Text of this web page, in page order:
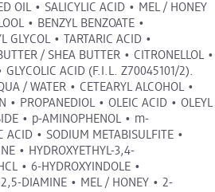
OIL • SALICYLIC ACID • MEL / HONEY
• BENZYL BENZOATE •
GLYCOL • TARTARIC ACID •
/ SHEA BUTTER • CITRONELLOL •
ACID (F.I.L. Z70045101/2).
/ WATER • CETEARYL ALCOHOL •
• PROPANEDIOL • OLEIC ACID • OLEYL
• p-AMINOPHENOL • m-
ACID • SODIUM METABISULFITE •
• HYDROXYETHYL-3,4-
• 6-HYDROXYINDOLE •
2,5-DIAMINE • MEL / HONEY • 2-